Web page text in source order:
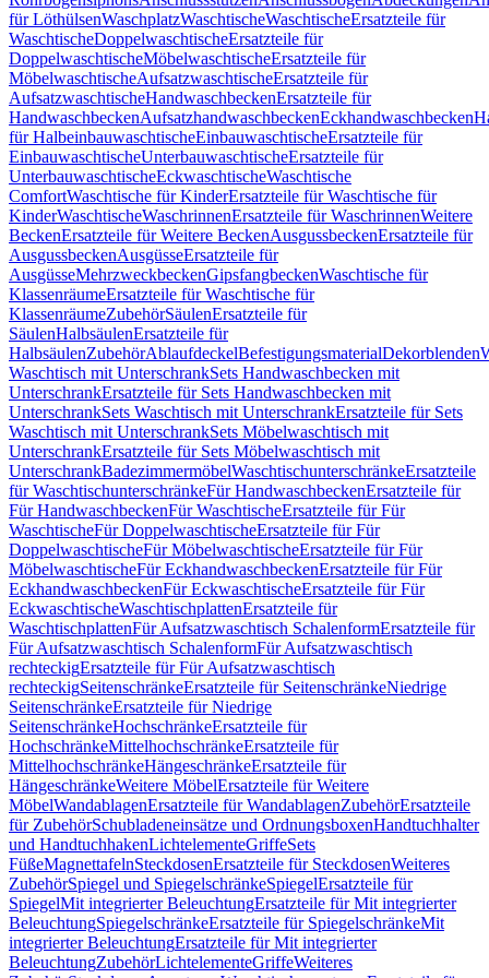
für LöthülsenWaschplatzWaschtischeWaschtischeErsatzteile für
WaschtischeDoppelwaschtischeErsatzteile für
DoppelwaschtischeMöbelwaschtischeErsatzteile für
MöbelwaschtischeAufsatzwaschtischeErsatzteile für
AufsatzwaschtischeHandwaschbeckenErsatzteile für
HandwaschbeckenAufsatzhandwaschbeckenEckhandwaschbecken
für HalbeinbauwaschtischeEinbauwaschtischeErsatzteile für
EinbauwaschtischeUnterbauwaschtischeErsatzteile für
UnterbauwaschtischeEckwaschtischeWaschtische
ComfortWaschtische für KinderErsatzteile für Waschtische für
KinderWaschtischeWaschrinnenErsatzteile für WaschrinnenWeitere
BeckenErsatzteile für Weitere BeckenAusgussbeckenErsatzteile für
AusgussbeckenAusgüsseErsatzteile für
AusgüsseMehrzweckbeckenGipsfangbeckenWaschtische für
KlassenräumeErsatzteile für Waschtische für
KlassenräumeZubehörSäulenErsatzteile für
SäulenHalbsäulenErsatzteile für
HalbsäulenZubehörAblaufdeckelBefestigungsmaterialDekorblenden
Waschtisch mit UnterschrankSets Handwaschbecken mit
UnterschrankErsatzteile für Sets Handwaschbecken mit
UnterschrankSets Waschtisch mit UnterschrankErsatzteile für Sets
Waschtisch mit UnterschrankSets Möbelwaschtisch mit
UnterschrankErsatzteile für Sets Möbelwaschtisch mit
UnterschrankBadezimmermöbelWaschtischunterschränkeErsatzteile
für WaschtischunterschränkeFür HandwaschbeckenErsatzteile für
Für HandwaschbeckenFür WaschtischeErsatzteile für Für
WaschtischeFür DoppelwaschtischeErsatzteile für Für
DoppelwaschtischeFür MöbelwaschtischeErsatzteile für Für
MöbelwaschtischeFür EckhandwaschbeckenErsatzteile für Für
EckhandwaschbeckenFür EckwaschtischeErsatzteile für Für
EckwaschtischeWaschtischplattenErsatzteile für
WaschtischplattenFür Aufsatzwaschtisch SchalenformErsatzteile für
Für Aufsatzwaschtisch SchalenformFür Aufsatzwaschtisch
rechteckigErsatzteile für Für Aufsatzwaschtisch
rechteckigSeitenschränkeErsatzteile für SeitenschränkeNiedrige
SeitenschränkeErsatzteile für Niedrige
SeitenschränkeHochschränkeErsatzteile für
HochschränkeMittelhochschränkeErsatzteile für
MittelhochschränkeHängeschränkeErsatzteile für
HängeschränkeWeitere MöbelErsatzteile für Weitere
MöbelWandablagenErsatzteile für WandablagenZubehörErsatzteile
für ZubehörSchubladeneinsätze und OrdnungsboxenHandtuchhalter
und HandtuchhakenLichtelementeGriffeSets
FüßeMagnettafelnSteckdosenErsatzteile für SteckdosenWeiteres
ZubehörSpiegel und SpiegelschränkeSpiegelErsatzteile für
SpiegelMit integrierter BeleuchtungErsatzteile für Mit integrierter
BeleuchtungSpiegelschränkeErsatzteile für SpiegelschränkeMit
integrierter BeleuchtungErsatzteile für Mit integrierter
BeleuchtungZubehörLichtelementeGriffeWeiteres